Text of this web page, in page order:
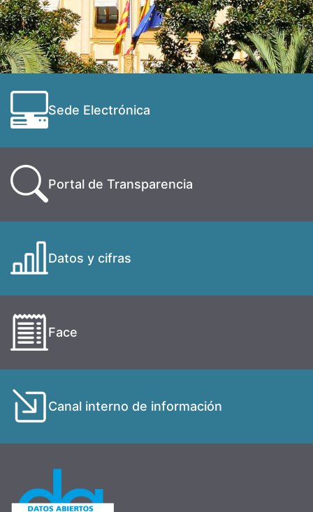
Sede Electrónica
Portal de Transparencia
Datos y cifras
Face
Canal interno de información